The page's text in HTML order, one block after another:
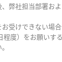
弊社担当部署お
受けできない場
程度）をお願いす